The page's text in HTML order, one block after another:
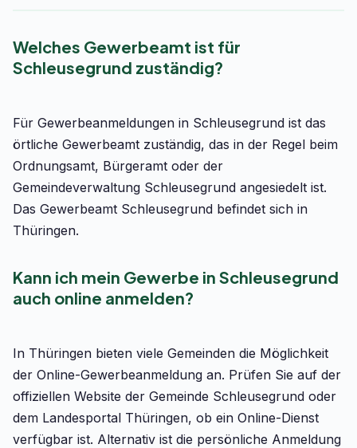
Welches Gewerbeamt ist für
Schleusegrund zuständig?
Für Gewerbeanmeldungen in Schleusegrund ist das
örtliche Gewerbeamt zuständig, das in der Regel beim
Ordnungsamt, Bürgeramt oder der
Gemeindeverwaltung Schleusegrund angesiedelt ist.
Das Gewerbeamt Schleusegrund befindet sich in
Thüringen.
Kann ich mein Gewerbe in Schleusegrund
auch online anmelden?
In Thüringen bieten viele Gemeinden die Möglichkeit
der Online-Gewerbeanmeldung an. Prüfen Sie auf der
offiziellen Website der Gemeinde Schleusegrund oder
dem Landesportal Thüringen, ob ein Online-Dienst
verfügbar ist. Alternativ ist die persönliche Anmeldung